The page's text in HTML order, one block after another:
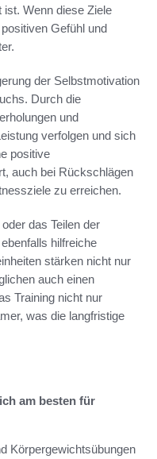
Wenn diese Ziele
Gefühl und
der Selbstmotivation
Durch die
und
verfolgen und sich
positive
auch bei Rückschlägen
zu erreichen.
das Teilen der
hilfreiche
stärken nicht nur
auch einen
Training nicht nur
was die langfristige
am besten für
Körpergewichtsübungen